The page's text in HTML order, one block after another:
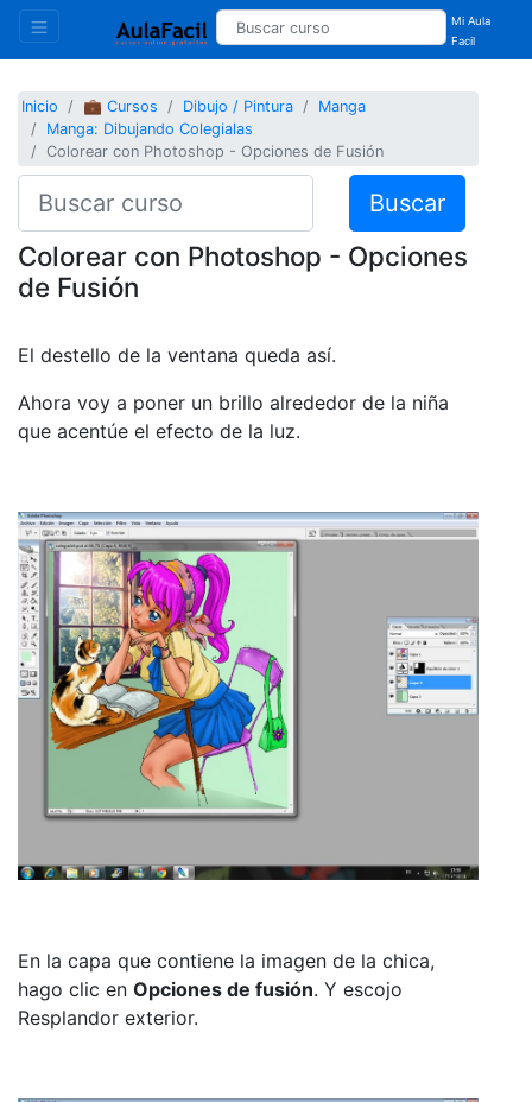
Mi Aula
Facil
Inicio 💼 Cursos Dibujo / Pintura
Manga
Manga: Dibujando Colegialas
Colorear con Photoshop - Opciones de Fusión
Buscar
Colorear con Photoshop - Opciones
de Fusión
El destello de la ventana queda así.
Ahora voy a poner un brillo alrededor de la niña
que acentúe el efecto de la luz.
En la capa que contiene la imagen de la chica,
hago clic en Opciones de fusión. Y escojo
Resplandor exterior.